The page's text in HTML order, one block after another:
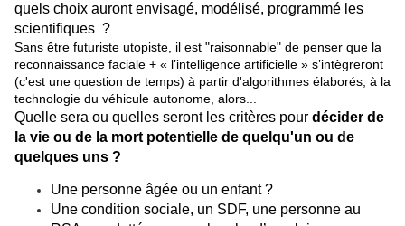
quels choix auront envisagé, modélisé, programmé les
scientifiques ?
Sans être futuriste utopiste, il est "raisonnable" de penser que la
reconnaissance faciale + « l’intelligence artificielle » s’intègreront
(c'est une question de temps) à partir d'algorithmes élaborés, à la
technologie du véhicule autonome, alors...
Quelle sera ou quelles seront les critères pour décider de
la vie ou de la mort potentielle de quelqu'un ou de
quelques uns ?
Une personne âgée ou un enfant ?
Une condition sociale, un SDF, une personne au